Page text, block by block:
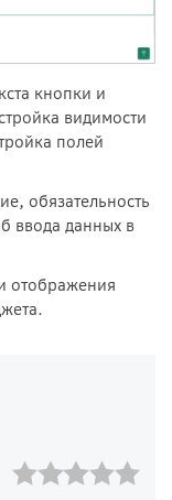
кнопки и
видимости
полей
обязательность
ввода данных в
отображения